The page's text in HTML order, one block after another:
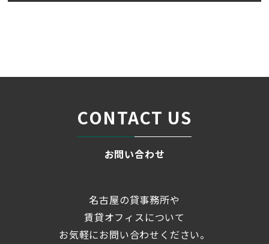
CONTACT US
お問い合わせ
名古屋の貸事務所や
賃貸オフィスについて
お気軽にお問い合わせください。